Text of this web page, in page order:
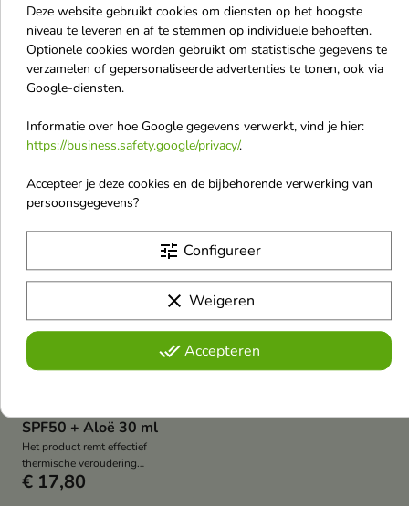
Eqqualberry Aloe
PDRN Calming Serum
Aloë Serum met PDRN
30 ml
Verzachtend en regenererend
van aloë, 5 - CICA en ceramiden
- hydrateert intensief, verzacht
huidbarrière
€ 22,00
Aloesove Aloë Vera
Gezichtsserum 30 ml
Gezichtsserum is een licht,
intens hydraterend serum,
met name de droge,
gedehydrateerde huid en de huid
met tekenen van veroudering.
€ 14,60
Niet op voorraad
SPF50 + Aloë 30 ml
Het product remt effectief
thermische veroudering
veroorzaakt door hoge
€ 17,80
Deze website gebruikt cookies om diensten op het hoogste
niveau te leveren en af te stemmen op individuele behoeften.
Optionele cookies worden gebruikt om statistische gegevens te
verzamelen of gepersonaliseerde advertenties te tonen, ook via
Google-diensten.
Informatie over hoe Google gegevens verwerkt, vind je hier:
https://business.safety.google/privacy/.
Accepteer je deze cookies en de bijbehorende verwerking van
persoonsgegevens?
tune Configureer
clear Weigeren
done_all Accepteren